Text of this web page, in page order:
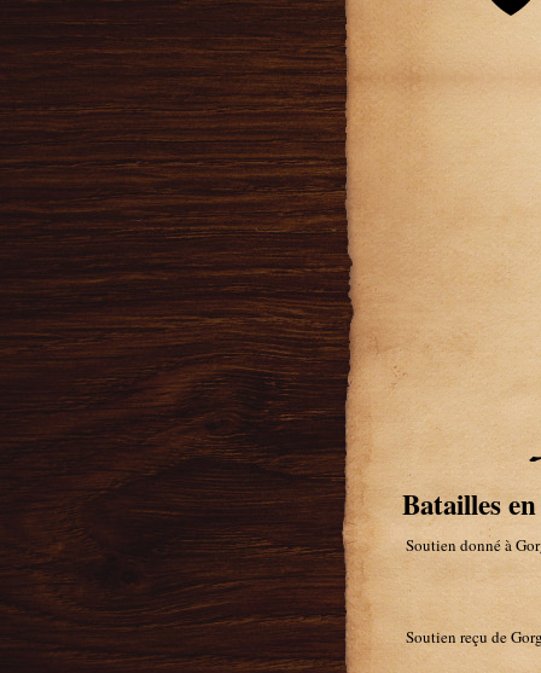
Batailles
Soutien donné à
Soutien reçu de